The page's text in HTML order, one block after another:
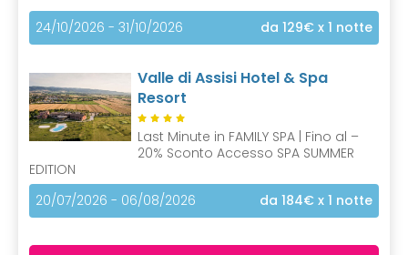
24/10/2026 - 31/10/2026 da 129€ x 1 notte
Valle di Assisi Hotel & Spa
Resort
Last Minute in FAMILY SPA | Fino al –
20% Sconto Accesso SPA SUMMER
EDITION
20/07/2026 - 06/08/2026
da 184€ x 1 notte